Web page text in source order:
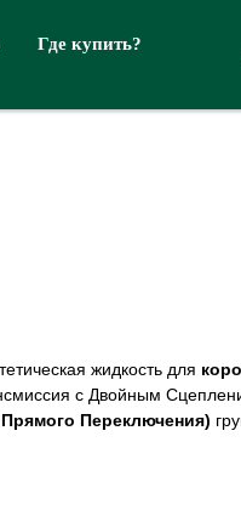
Где купить?
жидкость для
с Двойным
Переключения)